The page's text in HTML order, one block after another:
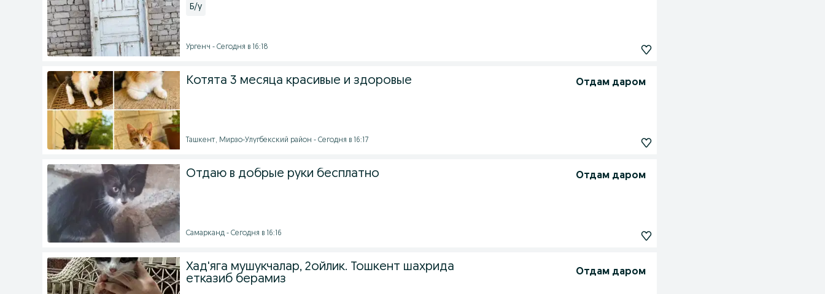
Б/у
Ургенч - Сегодня в 16:18
Котята 3 месяца красивые и здоровые Отдам даром
Ташкент, Мирзо-Улугбекский район - Сегодня в 16:17
Отдаю в добрые руки бесплатно Отдам даром
Самарканд - Сегодня в 16:16
Хад'яга мушукчалар, 2ойлик. Тошкент шахрида
етказиб берамиз
Отдам даром